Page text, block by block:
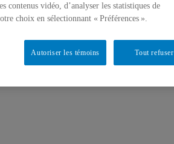
contenus vidéo, d’analyser les statistiques de
choix en sélectionnant « Préférences ».
Tout refuser
Autoriser les témoins